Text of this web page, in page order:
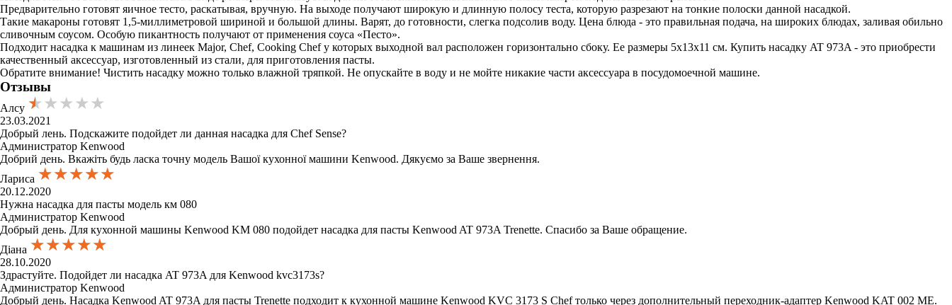
Предварительно готовят яичное тесто, раскатывая, вручную. На выходе получают широкую и длинную полосу теста, которую разрезают на тонкие полоски данной насадкой.
Такие макароны готовят 1,5-миллиметровой шириной и большой длины. Варят, до готовности, слегка подсолив воду. Цена блюда - это правильная подача, на широких блюдах, заливая обильно
сливочным соусом. Особую пикантность получают от применения соуса «Песто».
Подходит насадка к машинам из линеек Major, Chef, Cooking Chef у которых выходной вал расположен горизонтально сбоку. Ее размеры 5х13х11 см. Купить насадку AT 973A - это приобрести
качественный аксессуар, изготовленный из стали, для приготовления пасты.
Обратите внимание! Чистить насадку можно только влажной тряпкой. Не опускайте в воду и не мойте никакие части аксессуара в посудомоечной машине.
Отзывы
Алсу ★★★★★
★★★★★
★★★★★
23.03.2021
Добрый лень. Подскажите подойдет ли данная насадка для Chef Sense?
Администратор Kenwood
Добрий день. Вкажіть будь ласка точну модель Вашої кухонної машини Kenwood. Дякуємо за Ваше звернення.
Лариса ★★★★★
★★★★★
★★★★★
20.12.2020
Нужна насадка для пасты модель км 080
Администратор Kenwood
Добрый день. Для кухонной машины Kenwood KM 080 подойдет насадка для пасты Kenwood AT 973A Trenette. Спасибо за Ваше обращение.
Діана ★★★★★
★★★★★
★★★★★
28.10.2020
Здрастуйте. Подойдет ли насадка AT 973A для Kenwood kvc3173s?
Администратор Kenwood
Добрый день. Насадка Kenwood AT 973A для пасты Trenette подходит к кухонной машине Kenwood KVC 3173 S Chef только через дополнительный переходник-адаптер Kenwood KAT 002 ME.